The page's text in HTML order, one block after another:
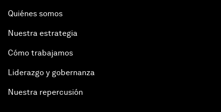
Quiénes somos
Nuestra estrategia
Cómo trabajamos
Liderazgo y gobernanza
Nuestra repercusión